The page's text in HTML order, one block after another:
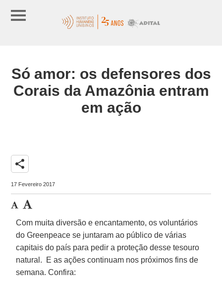
Só amor: os defensores dos
Corais da Amazônia entram
em ação
share
17 Fevereiro 2017
Com muita diversão e encantamento, os voluntários
do Greenpeace se juntaram ao público de várias
capitais do país para pedir a proteção desse tesouro
natural. E as ações continuam nos próximos fins de
semana. Confira: